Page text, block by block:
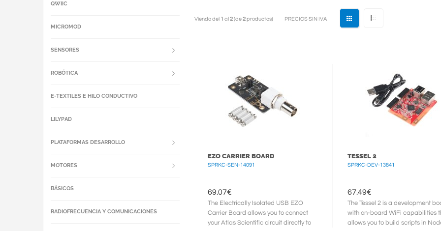
Viendo del 1 al 2(de2productos) PRECIOS SIN IVA
EZO CARRIER BOARD
SPRKC-SEN-14091
69.07€
The Electrically Isolated USB EZO
Carrier Board allows you to connect
your Atlas Scientific circuit directly to
TESSEL 2
SPRKC-DEV-13841
67.49€
The Tessel 2 is a development
with on-board WiFi capabilities
allows you to build scripts in
QWIIC
MICROMOD
SENSORES
ROBÓTICA
E-TEXTILES E HILO CONDUCTIVO
LILYPAD
PLATAFORMAS DESARROLLO
MOTORES
BÁSICOS
RADIOFRECUENCIA Y COMUNICACIONES